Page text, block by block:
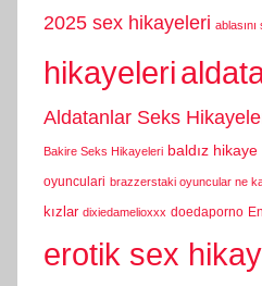
2025 sex hikayeleri ablasını
hikayeleri
Aldatanlar Seks
Bakire Seks Hikayeleri baldız hikaye
oyunculari brazzerstaki oyuncular ne
kızlar dixiedamelioxxx doedaporno
erotik sex